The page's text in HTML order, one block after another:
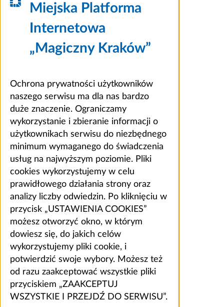
Miejska Platforma
Internetowa
„Magiczny Kraków”
Ochrona prywatności użytkowników
naszego serwisu ma dla nas bardzo
duże znaczenie. Ograniczamy
wykorzystanie i zbieranie informacji o
użytkownikach serwisu do niezbędnego
minimum wymaganego do świadczenia
usług na najwyższym poziomie. Pliki
cookies wykorzystujemy w celu
prawidłowego działania strony oraz
analizy liczby odwiedzin. Po kliknięciu w
przycisk „USTAWIENIA COOKIES”
możesz otworzyć okno, w którym
dowiesz się, do jakich celów
wykorzystujemy pliki cookie, i
potwierdzić swoje wybory. Możesz też
od razu zaakceptować wszystkie pliki
przyciskiem „ZAAKCEPTUJ
WSZYSTKIE I PRZEJDŹ DO SERWISU”.